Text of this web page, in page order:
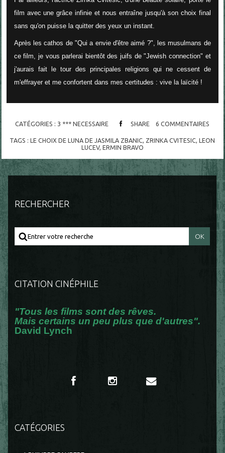
film avec une grâce infinie et nous entraîne jusqu'à son choix final
sans qu'on puisse la quitter des yeux un instant.
Après les cathos de "Qui a envie d'être aimé ?", les musulmans de
ce film, je vous parlerai bientôt des juifs de "Jewish connection" et
j'aurais fait le tour des principales religions qui ne cessent de
m'effrayer et me confortent dans mes certitudes : vive la laïcité !
CATÉGORIES : 3 *** NECESSAIRE SHARE 6 COMMENTAIRES
TAGS :LE CHOIX DE LUNA DE JASMILA ZBANIC ZRINKA CVITESIC ,LEON
LUCEV, ERMIN BRAVO
RECHERCHER
CITATION CINÉPHILE
"Tous les films sont des rêves.
Mais certains un peu plus que d'autres".
David Lynch
CATÉGORIES